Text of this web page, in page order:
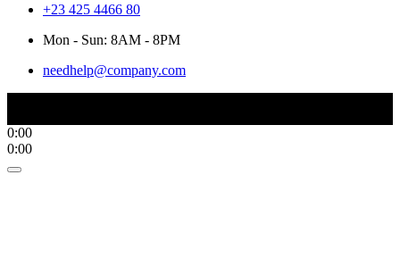
+23 425 4466 80
Mon - Sun: 8AM - 8PM
needhelp@company.com
0:00
0:00